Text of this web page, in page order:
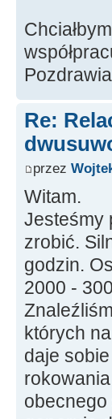
Re:
przez
Witam.
Jesteśmy
zrobić.
godzin.
2000 -
których
daje
obecnego